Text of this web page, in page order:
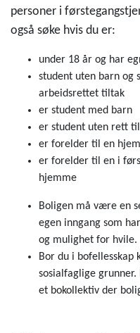
personer i
også søke hvis du er:
under 18 år og har
student uten barn og
arbeidsrettet tiltak
er student med barn
er student uten rett
er forelder til en
er forelder til en i
hjemme
Boligen må være en
egen inngang som
og mulighet for hvile.
Bor du i bofellesskap
sosialfaglige
et bokollektiv der